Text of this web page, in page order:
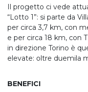
Il progetto ci vede
“Lotto 1”: si parte da
per circa 3,7 km, con
e per circa 18 km, con
in direzione Torino è
elevate: oltre duemila
BENEFICI